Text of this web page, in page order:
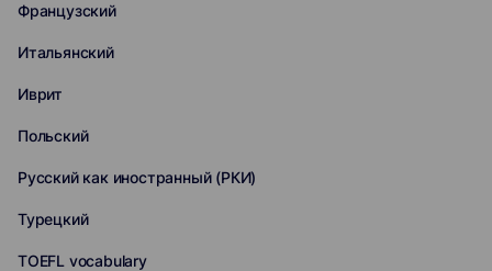
Французский
Итальянский
Иврит
Польский
Русский как иностранный (РКИ)
Турецкий
TOEFL vocabulary